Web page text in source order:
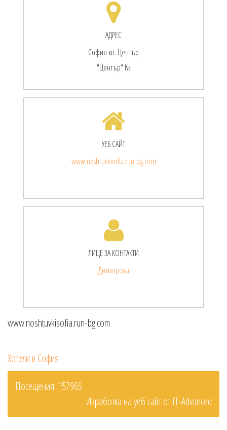
АДРЕС
София кв. Център
"Център" №
УЕБ САЙТ
www.noshtuvkisofia.run-bg.com
ЛИЦЕ ЗА КОНТАКТИ
Димитрова
www.noshtuvkisofia.run-bg.com
Хотели в София
Посещения: 157965
Изработка на уеб сайт от IT-Advanced